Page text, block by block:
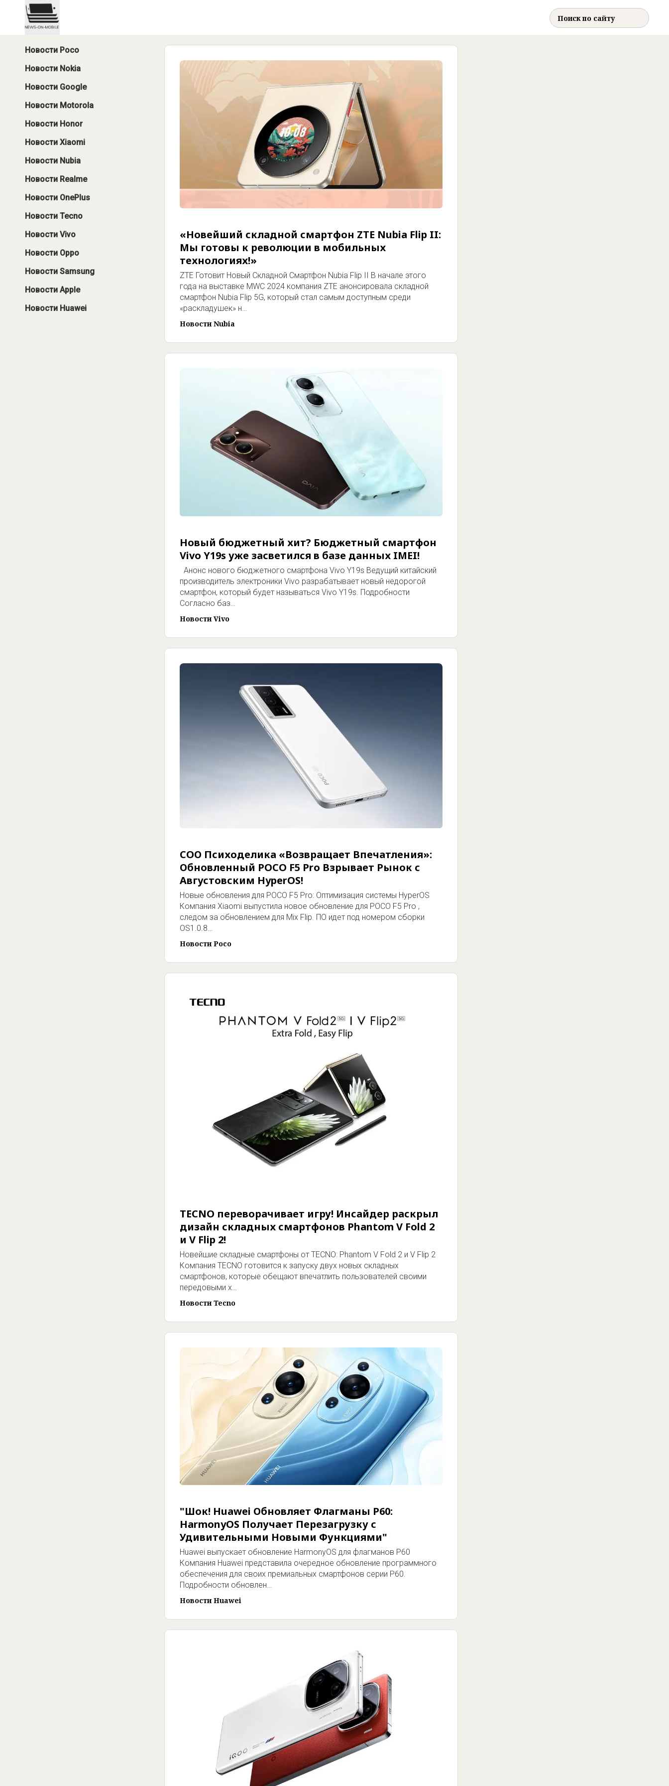
Новости Poco
Новости Nokia
Новости Google
Новости Motorola
Новости Honor
Новости Xiaomi
Новости Nubia
Новости Realme
Новости OnePlus
Новости Tecno
Новости Vivo
Новости Oppo
Новости Samsung
Новости Apple
Новости Huawei
«Новейший складной смартфон ZTE Nubia Flip II:
Мы готовы к революции в мобильных
технологиях!»
ZTE Готовит Новый Складной Смартфон Nubia Flip II В начале этого
года на выставке MWC 2024 компания ZTE анонсировала складной
смартфон Nubia Flip 5G, который стал самым доступным среди
«раскладушек» н…
Новости Nubia
Новый бюджетный хит? Бюджетный смартфон
Vivo Y19s уже засветился в базе данных IMEI!
Анонс нового бюджетного смартфона Vivo Y19s Ведущий китайский
производитель электроники Vivo разрабатывает новый недорогой
смартфон, который будет называться Vivo Y19s. Подробности
Согласно баз…
Новости Vivo
COО Психоделика «Возвращает Впечатления»:
Обновленный POCO F5 Pro Взрывает Рынок с
Августовским HyperOS!
Новые обновления для POCO F5 Pro: Оптимизация системы HyperOS
Компания Xiaomi выпустила новое обновление для POCO F5 Pro ,
следом за обновлением для Mix Flip. ПО идет под номером сборки
OS1.0.8…
Новости Poco
TECNO переворачивает игру! Инсайдер раскрыл
дизайн складных смартфонов Phantom V Fold 2
и V Flip 2!
Новейшие складные смартфоны от TECNO: Phantom V Fold 2 и V Flip 2
Компания TECNO готовится к запуску двух новых складных
смартфонов, которые обещают впечатлить пользователей своими
передовыми х…
Новости Tecno
"Шок! Huawei Обновляет Флагманы P60:
HarmonyOS Получает Перезагрузку с
Удивительными Новыми Функциями"
Huawei выпускает обновление HarmonyOS для флагманов P60
Компания Huawei представила очередное обновление программного
обеспечения для своих премиальных смартфонов серии P60.
Подробности обновлен…
Новости Huawei